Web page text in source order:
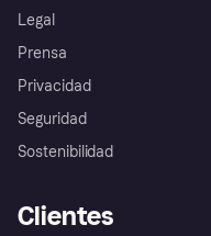
Legal
Prensa
Privacidad
Seguridad
Sostenibilidad
Clientes